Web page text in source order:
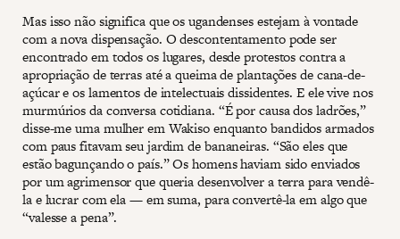
Mas isso não significa que os ugandenses estejam à vontade
com a nova dispensação. O descontentamento pode ser
encontrado em todos os lugares, desde protestos contra a
apropriação de terras até a queima de plantações de cana-de-
açúcar e os lamentos de intelectuais dissidentes. E ele vive nos
murmúrios da conversa cotidiana. “É por causa dos ladrões,”
disse-me uma mulher em Wakiso enquanto bandidos armados
com paus fitavam seu jardim de bananeiras. “São eles que
estão bagunçando o país.” Os homens haviam sido enviados
por um agrimensor que queria desenvolver a terra para vendê-
la e lucrar com ela — em suma, para convertê-la em algo que
“valesse a pena”.